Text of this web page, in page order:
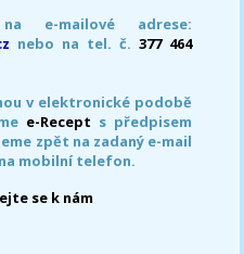
e-mailové adrese:
nebo na tel. č. 377 464
v elektronické podobě
e-Recept s předpisem
zpět na zadaný e-mail
mobilní telefon.
se k nám